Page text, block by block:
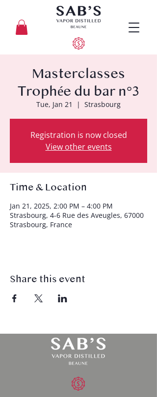
Masterclasses
Trophée du bar n°3
Tue, Jan 21
  |
Strasbourg
Registration is now closed
View other events
Time & Location
Jan 21, 2025, 2:00 PM – 4:00 PM
Strasbourg, 4-6 Rue des Aveugles, 67000
Strasbourg, France
Share this event